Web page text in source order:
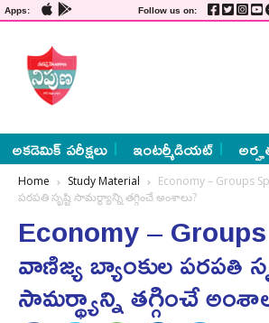
Apps: Follow us on:
అకడెమిక్ పరీక్షలు ఇంటర్మీడియట్
Home Study Material
Economy – Groups
పరపతి సృష్టి సామర్థ్యాన్ని తగ్గించే అంశాలు?
Economy –
వాణిజ్య బ్యాంకుల పరపతి
సామర్థ్యాన్ని తగ్గించే